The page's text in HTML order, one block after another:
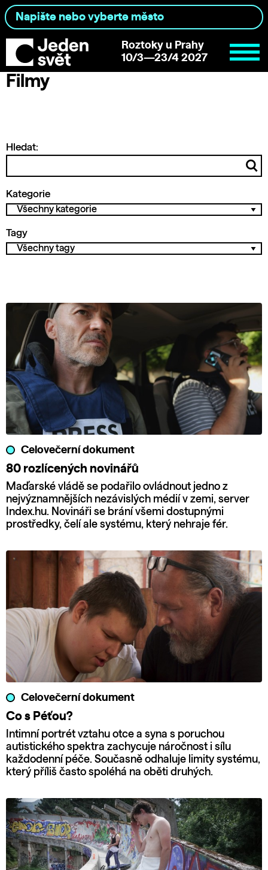
Roztoky u Prahy
10/3—23/4 2027
Filmy
Hledat:
Kategorie
Tagy
Celovečerní dokument
80 rozlícených novinářů
Maďarské vládě se podařilo ovládnout jedno z
nejvýznamnějších nezávislých médií v zemi, server
Index.hu. Novináři se brání všemi dostupnými
prostředky, čelí ale systému, který nehraje fér.
Celovečerní dokument
Co s Péťou?
Intimní portrét vztahu otce a syna s poruchou
autistického spektra zachycuje náročnost i sílu
každodenní péče. Současně odhaluje limity systému,
který příliš často spoléhá na oběti druhých.